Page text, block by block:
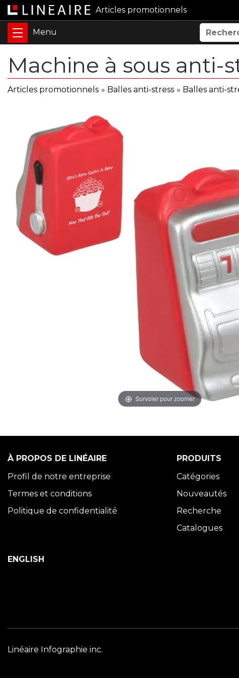
Articles promotionnels
Machine à sous anti-
Articles promotionnels » Balles anti-stress » Balles anti-
Survoler pour zoomer
À PROPOS DE LINÉAIRE
Profil de notre entreprise
Termes et conditions
Politique de confidentialité
PRODUITS
Catégories
Nouveautés
Recherche
Catalogues
ENGLISH
Linéaire Infographie inc.